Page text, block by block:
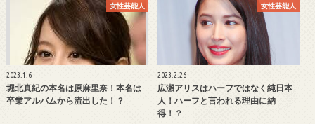
女性芸能人
2023.1.6
堀北真紀の本名は原麻里奈！本名は
卒業アルバムから流出した！？
女性芸能人
2023.2.26
広瀬アリスはハーフではなく純日本
人！ハーフと言われる理由に納
得！？